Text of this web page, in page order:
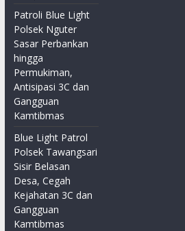
Patroli Blue Light
Polsek Nguter
Sasar Perbankan
hingga
Permukiman,
Antisipasi 3C dan
Gangguan
Kamtibmas
Blue Light Patrol
Polsek Tawangsari
Sisir Belasan
Desa, Cegah
Kejahatan 3C dan
Gangguan
Kamtibmas